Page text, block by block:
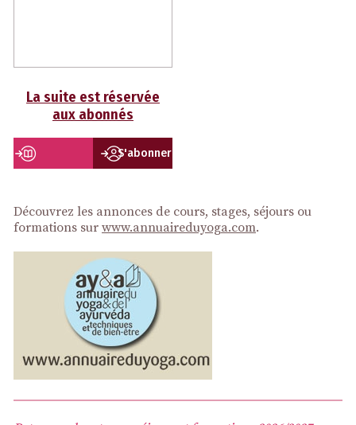
La suite est réservée
aux abonnés
S'abonner
Découvrez les annonces de cours, stages, séjours ou
formations sur www.annuaireduyoga.com.